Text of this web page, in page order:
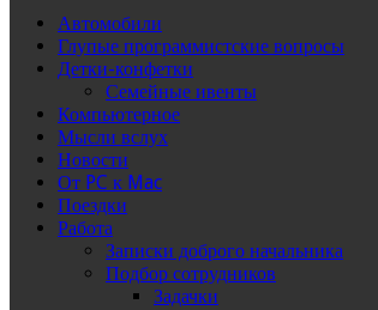
Автомобили
Глупые программистские вопросы
Детки-конфетки
Семейные ивенты
Компьютерное
Мысли вслух
Новости
От PC к Mac
Поездки
Работа
Записки доброго начальника
Подбор сотрудников
Задачки